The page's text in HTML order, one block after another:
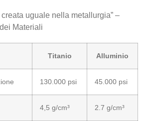
uguale nella metallurgia” –
Materiali
Titanio Alluminio
130.000 psi 45.000 psi
4,5 g/cm³ 2.7 g/cm³